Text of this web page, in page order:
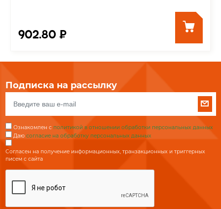
902.80 ₽
Подписка на рассылку
Ознакомлен с политикой в отношении обработки персональных данных
Даю согласие на обработку персональных данных
Согласен на получение информационных, транзакционных и триггерных
писем с сайта